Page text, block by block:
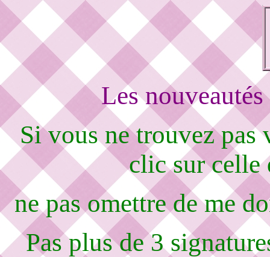
Les
Si vous ne trouvez pas
clic sur celle
ne pas omettre de me
Pas plus de 3